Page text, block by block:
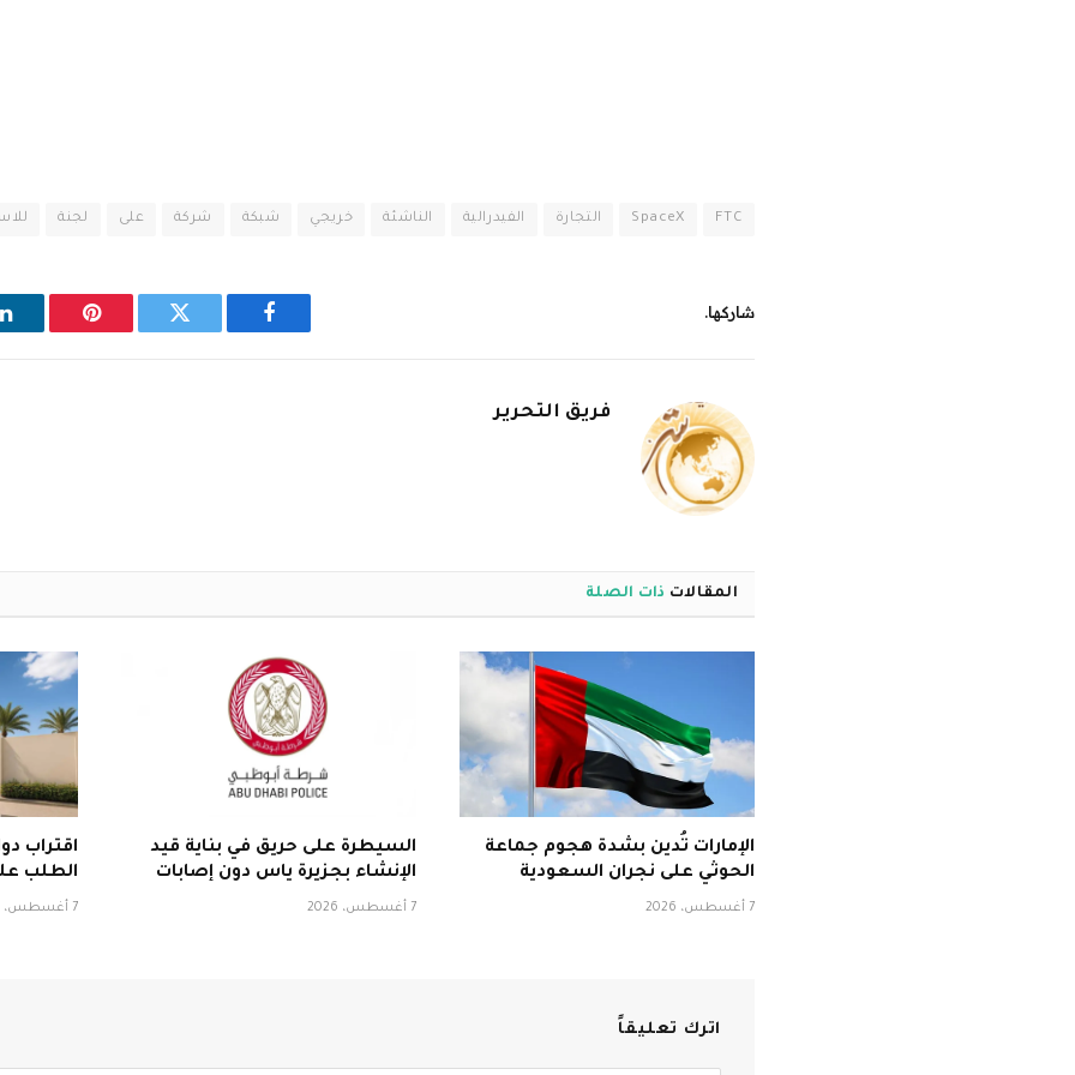
FTC
SpaceX التجارة الفيدرالية الناشئة خريجي شبكة شركة على لجنة
شاركها.
فيسبوك تويتر بينتيريست
فريق التحرير
المقالات ذات الصلة
الإمارات تُدين بشدة هجوم جماعة
الحوثي على نجران السعودية
7 أغسطس، 2026
السيطرة على حريق في بناية قيد
الإنشاء بجزيرة ياس دون إصابات
7 أغسطس، 2026
اقتراب
الطلب
7 أغسطس، 2026
اترك تعليقاً